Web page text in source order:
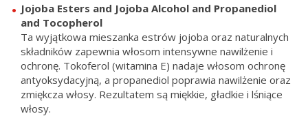
Jojoba Esters and Jojoba Alcohol and Propanediol
and Tocopherol
Ta wyjątkowa mieszanka estrów jojoba oraz naturalnych
składników zapewnia włosom intensywne nawilżenie i
ochronę. Tokoferol (witamina E) nadaje włosom ochronę
antyoksydacyjną, a propanediol poprawia nawilżenie oraz
zmiękcza włosy. Rezultatem są miękkie, gładkie i lśniące
włosy.